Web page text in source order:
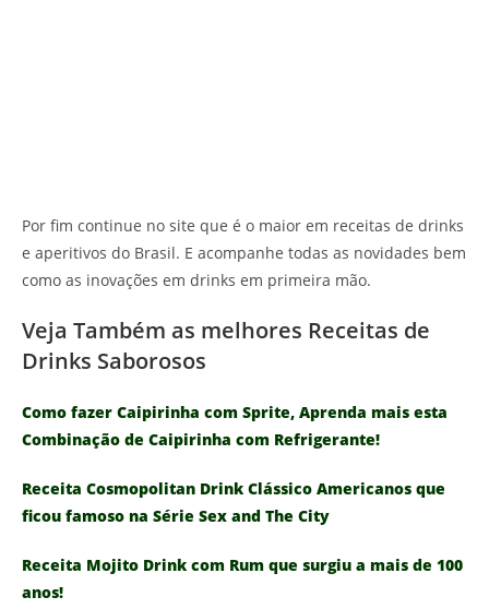
Por fim continue no site que é o maior em receitas de drinks
e aperitivos do Brasil. E acompanhe todas as novidades bem
como as inovações em drinks em primeira mão.
Veja Também as melhores Receitas de
Drinks Saborosos
Como fazer Caipirinha com Sprite, Aprenda mais esta
Combinação de Caipirinha com Refrigerante!
Receita Cosmopolitan Drink Clássico Americanos que
ficou famoso na Série Sex and The City
Receita Mojito Drink com Rum que surgiu a mais de 100
anos!